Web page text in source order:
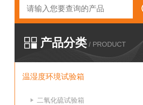
产品分类 / PRODUCT
温湿度环境试验箱
二氧化硫试验箱